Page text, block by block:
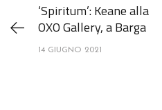
‘Spiritum’: Keane alla
OXO Gallery, a Barga
14 GIUGNO 2021